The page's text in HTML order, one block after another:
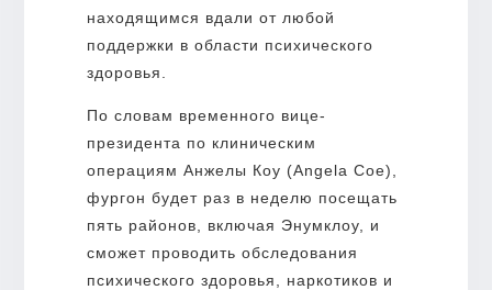
находящимся вдали от любой
поддержки в области психического
здоровья.
По словам временного вице-
президента по клиническим
операциям Анжелы Коу (Angela Coe),
фургон будет раз в неделю посещать
пять районов, включая Энумклоу, и
сможет проводить обследования
психического здоровья, наркотиков и